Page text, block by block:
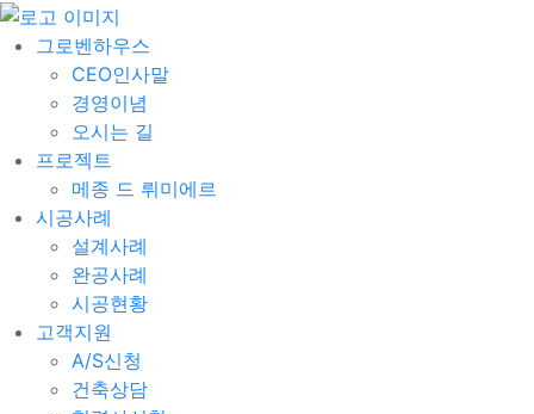
그로벤하우스
CEO인사말
경영이념
오시는 길
프로젝트
메종 드 뤼미에르
시공사례
설계사례
완공사례
시공현황
고객지원
A/S신청
건축상담